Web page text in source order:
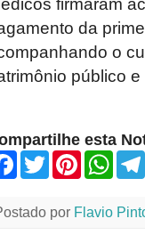
da
o
público
esta
F
b
T
w
P
e
W
por Flavio